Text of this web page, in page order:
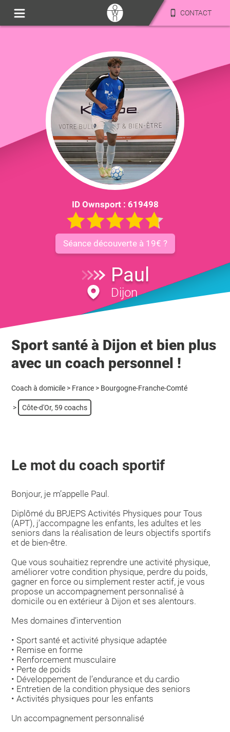
CONTACT
ID Ownsport : 619498
Séance découverte à 19€ ?
Paul
Dijon
Sport santé à Dijon et bien plus
avec un coach personnel !
Coach à domicile > France > Bourgogne-Franche-Comté
> Côte-d'Or, 59 coachs
Le mot du coach sportif
Bonjour, je m’appelle Paul.
Diplômé du BPJEPS Activités Physiques pour Tous
(APT), j’accompagne les enfants, les adultes et les
seniors dans la réalisation de leurs objectifs sportifs
et de bien-être.
Que vous souhaitiez reprendre une activité physique,
améliorer votre condition physique, perdre du poids,
gagner en force ou simplement rester actif, je vous
propose un accompagnement personnalisé à
domicile ou en extérieur à Dijon et ses alentours.
Mes domaines d’intervention
• Sport santé et activité physique adaptée
• Remise en forme
• Renforcement musculaire
• Perte de poids
• Développement de l’endurance et du cardio
• Entretien de la condition physique des seniors
• Activités physiques pour les enfants
Un accompagnement personnalisé